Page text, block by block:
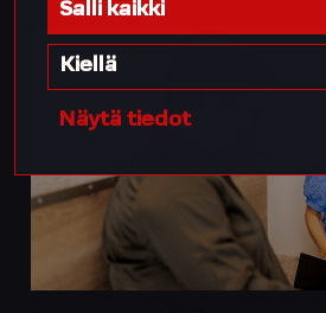
Salli kaikki
Kiellä
Näytä tiedot